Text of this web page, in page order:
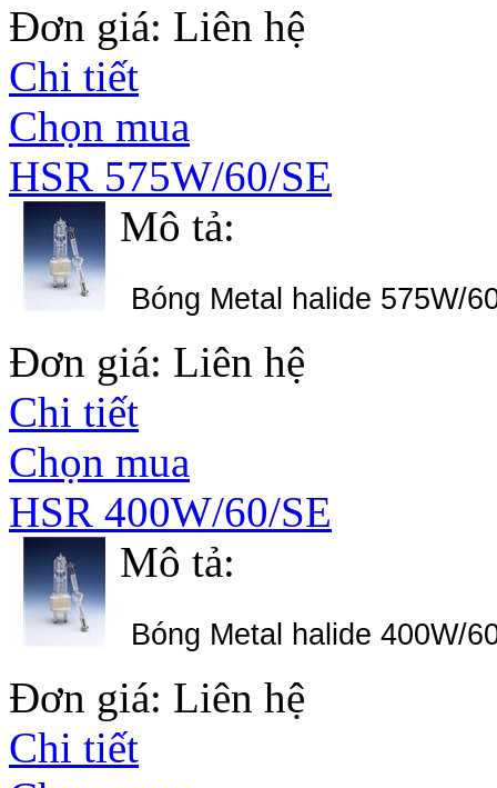
Đơn giá: Liên hệ
Chi tiết
Chọn mua
HSR 575W/60/SE
Mô tả:
Bóng Metal halide 575W/
Đơn giá: Liên hệ
Chi tiết
Chọn mua
HSR 400W/60/SE
Mô tả:
Bóng Metal halide 400W/
Đơn giá: Liên hệ
Chi tiết